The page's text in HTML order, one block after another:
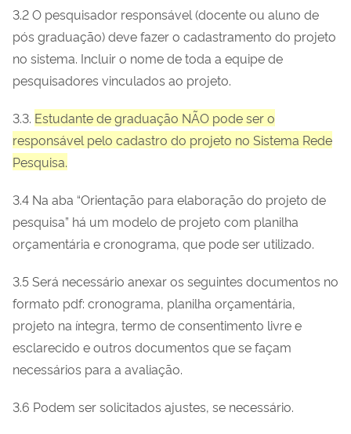
3.2 O pesquisador responsável (docente ou aluno de
pós graduação) deve fazer o cadastramento do projeto
no sistema. Incluir o nome de toda a equipe de
pesquisadores vinculados ao projeto.
3.3. Estudante de graduação NÃO pode ser o
responsável pelo cadastro do projeto no Sistema Rede
Pesquisa.
3.4 Na aba “Orientação para elaboração do projeto de
pesquisa” há um modelo de projeto com planilha
orçamentária e cronograma, que pode ser utilizado.
3.5 Será necessário anexar os seguintes documentos no
formato pdf: cronograma, planilha orçamentária,
projeto na íntegra, termo de consentimento livre e
esclarecido e outros documentos que se façam
necessários para a avaliação.
3.6 Podem ser solicitados ajustes, se necessário.